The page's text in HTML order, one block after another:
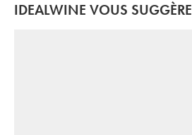
IDEALWINE VOUS SUGGÈRE